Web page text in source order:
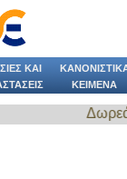
KAI
ΚΕΙΜΕΝΑ
για